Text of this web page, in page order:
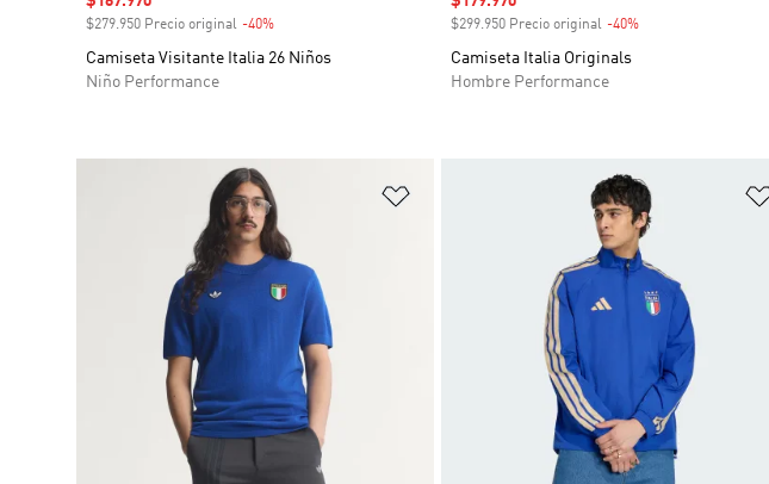
$279.950 Precio original -40%
Camiseta Visitante Italia 26 Niños
Niño Performance
$299.950 Precio original -40%Descuento
Camiseta Italia Originals
Hombre Performance
Añadir a la lista de deseos